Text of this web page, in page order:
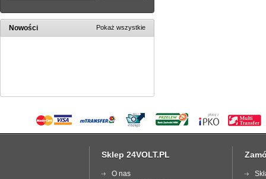
Nowości Pokaż wszystkie
Sklep 24VOLT.PL
O nas